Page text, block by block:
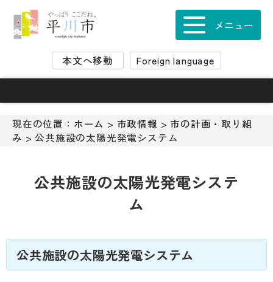
ョ
ス
へ
動
本文へ移動 Foreign language
メニュー
現在の位置： ホーム > 市政情報 >市の計画・取り組
み > 公共施設の太陽光発電システム
公共施設の太陽光発電システ
ム
公共施設の太陽光発電システム